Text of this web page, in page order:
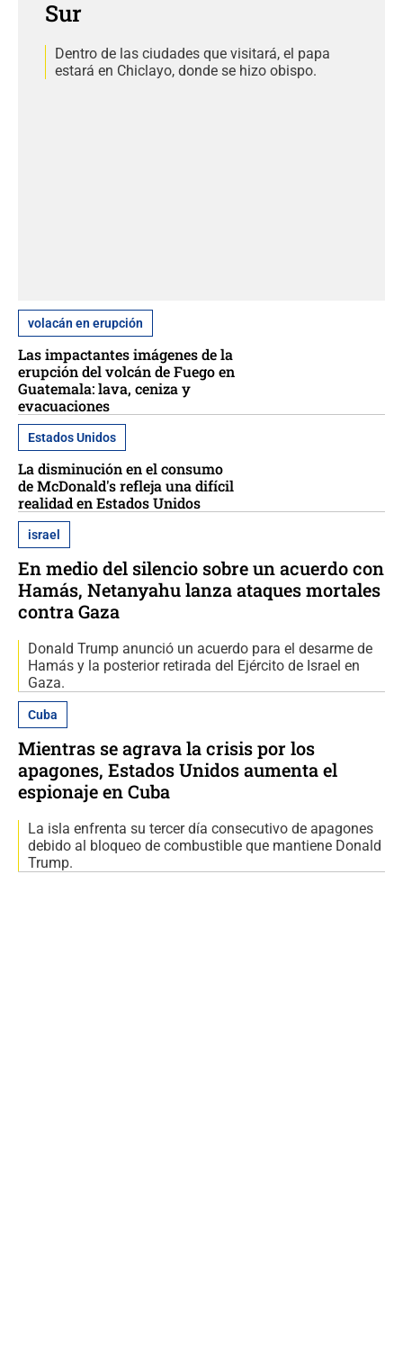
Sur
Dentro de las ciudades que visitará, el papa
estará en Chiclayo, donde se hizo obispo.
volacán en erupción
Las impactantes imágenes de la
erupción del volcán de Fuego en
Guatemala: lava, ceniza y
evacuaciones
Estados Unidos
La disminución en el consumo
de McDonald's refleja una difícil
realidad en Estados Unidos
israel
En medio del silencio sobre un acuerdo con
Hamás, Netanyahu lanza ataques mortales
contra Gaza
Donald Trump anunció un acuerdo para el desarme de
Hamás y la posterior retirada del Ejército de Israel en
Gaza.
Cuba
Mientras se agrava la crisis por los
apagones, Estados Unidos aumenta el
espionaje en Cuba
La isla enfrenta su tercer día consecutivo de apagones
debido al bloqueo de combustible que mantiene Donald
Trump.